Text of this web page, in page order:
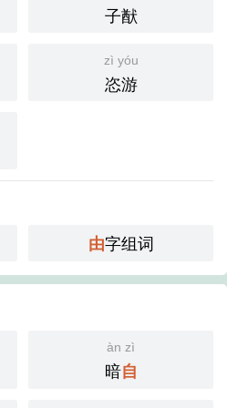
子猷
zì yóu
恣游
由字组词
àn zì
暗自